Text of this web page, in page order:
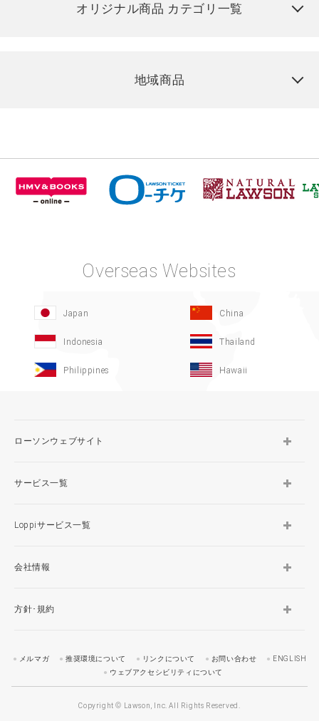
オリジナル商品 カテゴリ一覧
地域商品
Overseas Websites
Japan China
Indonesia Thailand
Philippines Hawaii
ローソンウェブサイト
サービス一覧
Loppiサービス一覧
会社情報
方針･規約
メルマガ 推奨環境について リンクについて お問い合わせ
ENGLISH
ウェブアクセシビリティについて
Copyright © Lawson, Inc. All Rights Reserved.